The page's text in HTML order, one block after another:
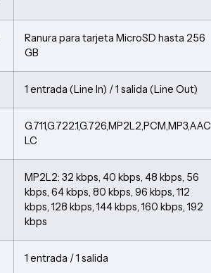
Ranura para tarjeta MicroSD hasta 256
GB
1 entrada (Line In) / 1 salida (Line Out)
LC
MP2L2: 32 kbps, 40 kbps, 48 kbps, 56
kbps, 64 kbps, 80 kbps, 96 kbps, 112
kbps, 128 kbps, 144 kbps, 160 kbps, 192
kbps
1 entrada / 1 salida